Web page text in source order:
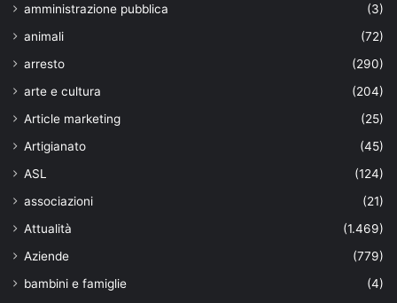
amministrazione pubblica
(3)
animali
(72)
arresto
(290)
arte e cultura
(204)
Article marketing
(25)
Artigianato
(45)
ASL
(124)
associazioni
(21)
Attualità
(1.469)
Aziende
(779)
bambini e famiglie
(4)